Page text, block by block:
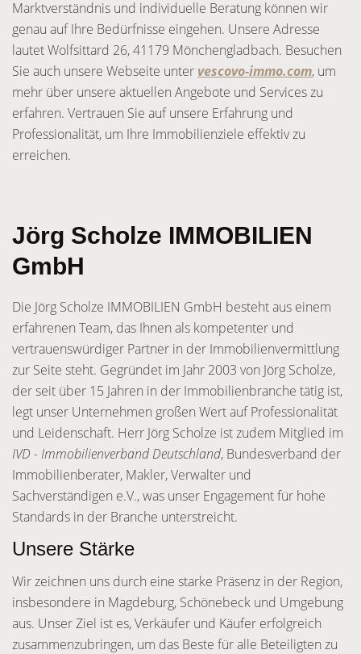
Marktverständnis und individuelle Beratung können wir
genau auf Ihre Bedürfnisse eingehen. Unsere Adresse
lautet Wolfsittard 26, 41179 Mönchengladbach. Besuchen
Sie auch unsere Webseite unter vescovo-immo.com, um
mehr über unsere aktuellen Angebote und Services zu
erfahren. Vertrauen Sie auf unsere Erfahrung und
Professionalität, um Ihre Immobilienziele effektiv zu
erreichen.
Jörg Scholze IMMOBILIEN
GmbH
Die Jörg Scholze IMMOBILIEN GmbH besteht aus einem
erfahrenen Team, das Ihnen als kompetenter und
vertrauenswürdiger Partner in der Immobilienvermittlung
zur Seite steht. Gegründet im Jahr 2003 von Jörg Scholze,
der seit über 15 Jahren in der Immobilienbranche tätig ist,
legt unser Unternehmen großen Wert auf Professionalität
und Leidenschaft. Herr Jörg Scholze ist zudem Mitglied im
IVD - Immobilienverband Deutschland, Bundesverband der
Immobilienberater, Makler, Verwalter und
Sachverständigen e.V., was unser Engagement für hohe
Standards in der Branche unterstreicht.
Unsere Stärke
Wir zeichnen uns durch eine starke Präsenz in der Region,
insbesondere in Magdeburg, Schönebeck und Umgebung
aus. Unser Ziel ist es, Verkäufer und Käufer erfolgreich
zusammenzubringen, um das Beste für alle Beteiligten zu